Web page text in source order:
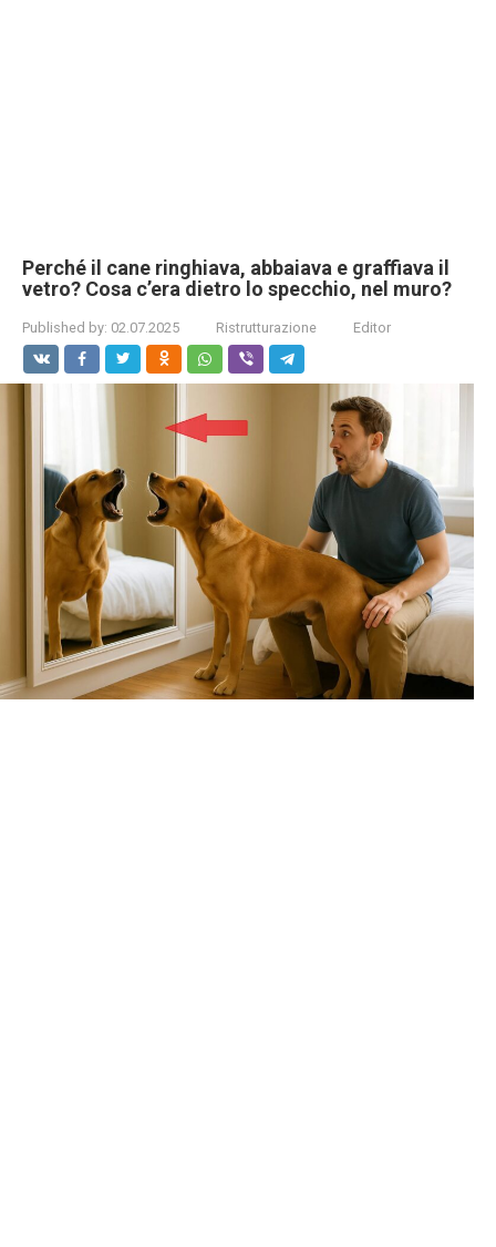
Perché il cane ringhiava, abbaiava e graffiava il
vetro? Cosa c’era dietro lo specchio, nel muro?
Published by: 02.07.2025 Ristrutturazione Editor